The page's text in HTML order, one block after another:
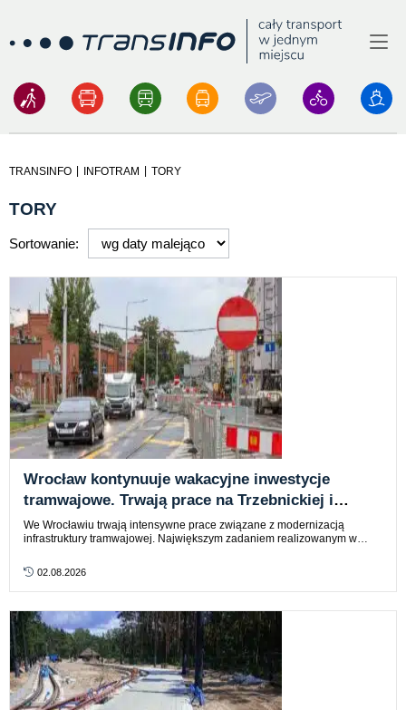
Logo Menu
TRANSINFO INFOTRAM TORY
TORY
Sortowanie:
Wrocław kontynuuje wakacyjne inwestycje
tramwajowe. Trwają prace na Trzebnickiej i
kolejnych odcinkach torowisk
We Wrocławiu trwają intensywne prace związane z modernizacją
infrastruktury tramwajowej. Największym zadaniem realizowanym w…
02.08.2026